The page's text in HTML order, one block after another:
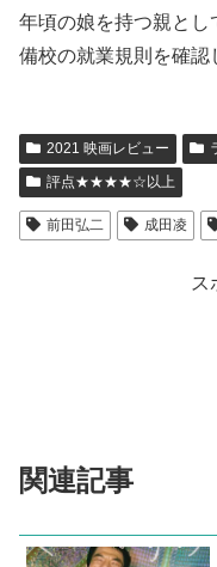
年頃の娘を持つ親と
備校の就業規則を確認
2021 映画レビュー
評点★★★★☆以上
前田弘二 成田凌
ス
関連記事